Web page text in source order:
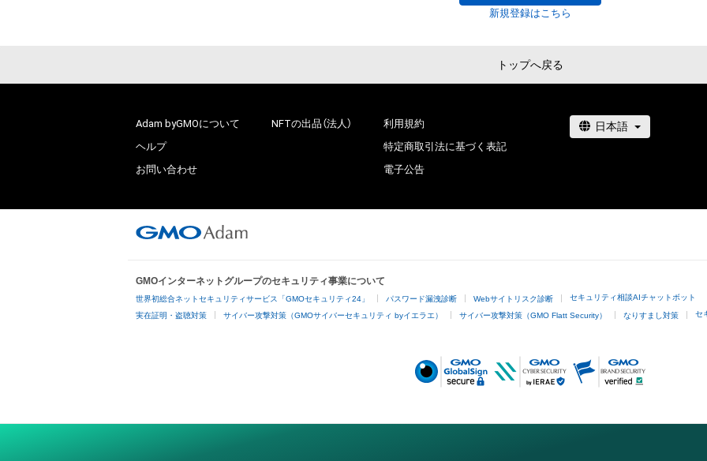
新規登録はこちら
トップへ戻る
Adam byGMOについて
ヘルプ
お問い合わせ
NFTの出品（法人）
利用規約
特定商取引法に基づく表記
電子公告
GMOインターネットグループのセキュリティ事業について
世界初総合ネットセキュリティサービス「GMOセキュリティ24」 パスワード漏洩診断 Webサイトリスク診断 セキュリティ相談AIチャットボット
実在証明・盗聴対策 サイバー攻撃対策（GMOサイバーセキュリティ byイエラエ） サイバー攻撃対策（GMO Flatt Security） なりすまし対策 セ